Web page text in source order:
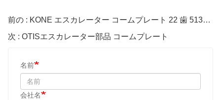
前の : KONE エスカレーター コームプレート 22 歯 5130669D10
次 : OTISエスカレーター部品 コームプレート
名前
会社名